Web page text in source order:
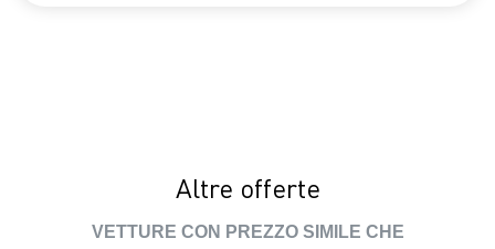
Altre offerte
VETTURE CON PREZZO SIMILE CHE